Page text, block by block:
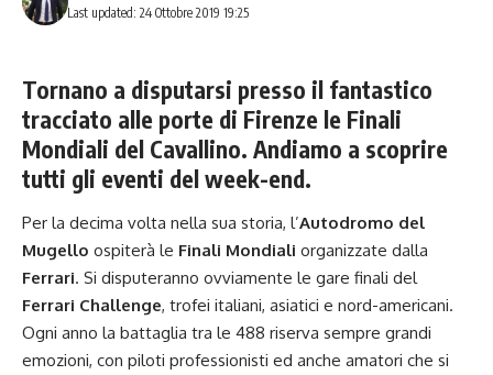
Last updated: 24 Ottobre 2019 19:25
Tornano a disputarsi presso il fantastico
tracciato alle porte di Firenze le Finali
Mondiali del Cavallino. Andiamo a scoprire
tutti gli eventi del week-end.
Per la decima volta nella sua storia, l’Autodromo del
Mugello ospiterà le Finali Mondiali organizzate dalla
Ferrari. Si disputeranno ovviamente le gare finali del
Ferrari Challenge, trofei italiani, asiatici e nord-americani.
Ogni anno la battaglia tra le 488 riserva sempre grandi
emozioni, con piloti professionisti ed anche amatori che si